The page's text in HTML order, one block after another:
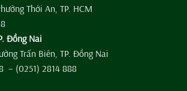
Thới An, TP. HCM
Đồng Nai
Trấn Biên, TP. Đồng Nai
– (0251) 2814 888